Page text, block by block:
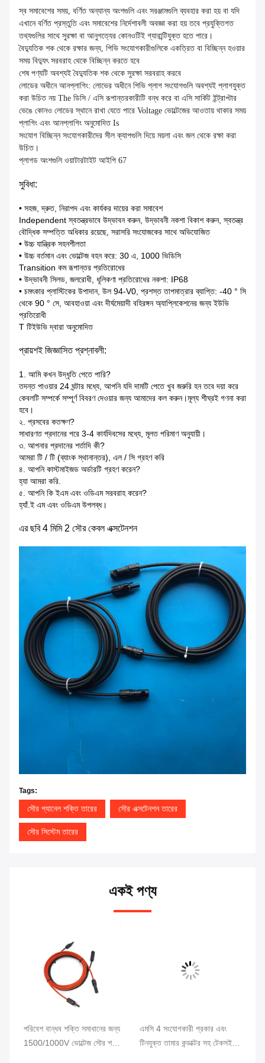
স্ব সমাবেশের সময়, বর্ণিত অন্যান্য অংশগুলি এবং সরঞ্জামগুলি ব্যবহার করা হয় বা যদি
এখানে বর্ণিত প্রস্তুতি এবং সমাবেশের নির্দেশাবলী অবজ্ঞা করা হয় তবে প্রযুক্তিগত
তথ্যগুলির সাথে সুরক্ষা বা আনুগত্যের কোনওটিই গ্যারান্টিযুক্ত হতে পারে।
বৈদ্যুতিক শক থেকে রক্ষার জন্য, পিভি সংযোগকারীগুলিকে একত্রিত বা বিচ্ছিন্ন হওয়ার
সময় বিদ্যুৎ সরবরাহ থেকে বিচ্ছিন্ন করতে হবে
শেষ পণ্যটি অবশ্যই বৈদ্যুতিক শক থেকে সুরক্ষা সরবরাহ করবে
লোডের অধীনে আনপ্লাগিং: লোভের অধীনে পিভি প্লাগ সংযোগগুলি অবশ্যই প্লাগযুক্ত
করা উচিত নয় The ডিসি / এসি রূপান্তরকারীটি বন্ধ করে বা এসি সার্কিট ইন্ট্রাপ্টার
ভেঙে কোনও লোডের স্থানে রাখা যেতে পারে Voltage ভোল্টেজের আওতায় থাকার সময়
প্লাগিং এবং আনপ্লাগিং অনুমোদিত Is
সংযোগ বিচ্ছিন্ন সংযোগকারীদের সীল ক্যাপগুলি দিয়ে ময়লা এবং জল থেকে রক্ষা করা
উচিত।
প্লাগড অংশগুলি ওয়াটারটাইট আইপি 67
সুবিধা:
• সহজ, দ্রুত, নিরাপদ এবং কার্যকর দায়ের করা সমাবেশ
Independent স্বতন্ত্রভাবে উদ্ভাবন করুন, উদ্ভাবনী নকশা বিকাশ করুন, স্বতন্ত্র
বৌদ্ধিক সম্পত্তি অধিকার রয়েছে, সরাসরি সংযোজকের সাথে অভিযোজিত
• উচ্চ যান্ত্রিক সহনশীলতা
• উচ্চ বর্তমান এবং ভোল্টেজ বহন করে: 30 এ, 1000 ভিডিসি
Transition কম রূপান্তর প্রতিরোধের
• উদ্ভাবনী সিলড, জলরোধী, ধূলিকণা প্রতিরোধের নকশা: IP68
• চমৎকার প্লাস্টিকের উপাদান, উল 94-V0, প্রশস্ত তাপমাত্রার ব্যাপ্তি: -40 ° সি
থেকে 90 ° সে, আবহাওয়া এবং দীর্ঘমেয়াদী বহিরঙ্গন অ্যাপ্লিকেশনের জন্য ইউভি
প্রতিরোধী
T টিইউভি দ্বারা অনুমোদিত
প্রায়শই জিজ্ঞাসিত প্রশ্নাবলী:
1. আমি কখন উদ্ধৃতি পেতে পারি?
তদন্ত পাওয়ার 24 ঘন্টার মধ্যে, আপনি যদি দামটি পেতে খুব জরুরি হন তবে দয়া করে
কেবলটি সম্পর্কে সম্পূর্ণ বিবরণ দেওয়ার জন্য আমাদের কল করুন।মূল্য শীঘ্রই গণনা করা
হবে।
২. প্রসবের কতক্ষণ?
সাধারণত প্রদানের পরে 3-4 কার্যদিবসের মধ্যে, মূলত পরিমাণ অনুযায়ী।
৩. আপনার প্রদানের শর্তাদি কী?
আমরা টি / টি (ব্যাংক স্থানান্তর), এল / সি গ্রহণ করি
৪. আপনি কাস্টমাইজড অর্ডারটি গ্রহণ করেন?
হ্যা আমরা করি.
৫. আপনি কি ইএম এবং ওডিএম সরবরাহ করেন?
হ্যাঁ.ই এম এবং ওডিএম উপলব্ধ।
এর ছবি 4 মিমি 2 সৌর কেবল এক্সটেনশন
Tags:
সৌর প্যানেল শক্তি তারের সৌর এক্সটেনশন তারের
সৌর সিস্টেম তারের
একই পণ্য
পরিবেশ বান্ধব শক্তি সমাধানের জন্য
1500/1000V ভোল্টেজ সৌর শক্তি
এমসি 4 সংযোগকারী প্রকার এবং
টিনযুক্ত তামার কন্ডাক্টর সহ টেকসই